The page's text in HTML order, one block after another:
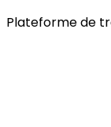
Plateforme de